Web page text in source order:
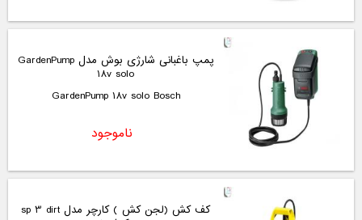
پمپ باغبانی شارژی بوش مدل GardenPump
18v solo
GardenPump 18v solo Bosch
ناموجود
کف کش (لجن کش ) کارچر مدل sp 3 dirt